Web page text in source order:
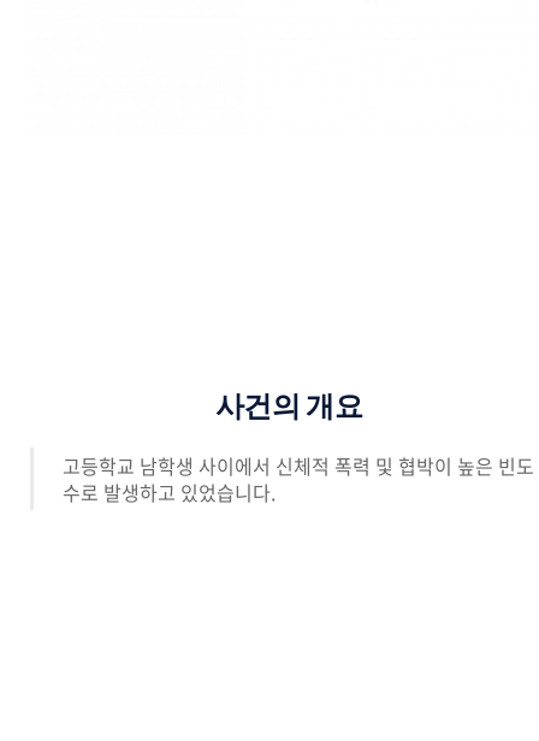
사건의 개요
고등학교 남학생 사이에서 신체적 폭력 및 협박이 높은 빈도
수로 발생하고 있었습니다.